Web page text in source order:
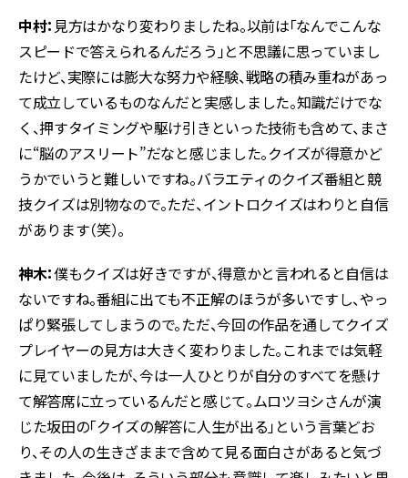
中村：見方はかなり変わりましたね。以前は「なんでこんな
スピードで答えられるんだろう」と不思議に思っていまし
たけど、実際には膨大な努力や経験、戦略の積み重ねがあっ
て成立しているものなんだと実感しました。知識だけでな
く、押すタイミングや駆け引きといった技術も含めて、まさ
に“脳のアスリート”だなと感じました。クイズが得意かど
うかでいうと難しいですね。バラエティのクイズ番組と競
技クイズは別物なので。ただ、イントロクイズはわりと自信
があります（笑）。
神木：僕もクイズは好きですが、得意かと言われると自信は
ないですね。番組に出ても不正解のほうが多いですし、やっ
ぱり緊張してしまうので。ただ、今回の作品を通してクイズ
プレイヤーの見方は大きく変わりました。これまでは気軽
に見ていましたが、今は一人ひとりが自分のすべてを懸け
て解答席に立っているんだと感じて。ムロツヨシさんが演
じた坂田の「クイズの解答に人生が出る」という言葉どお
り、その人の生きざままで含めて見る面白さがあると気づ